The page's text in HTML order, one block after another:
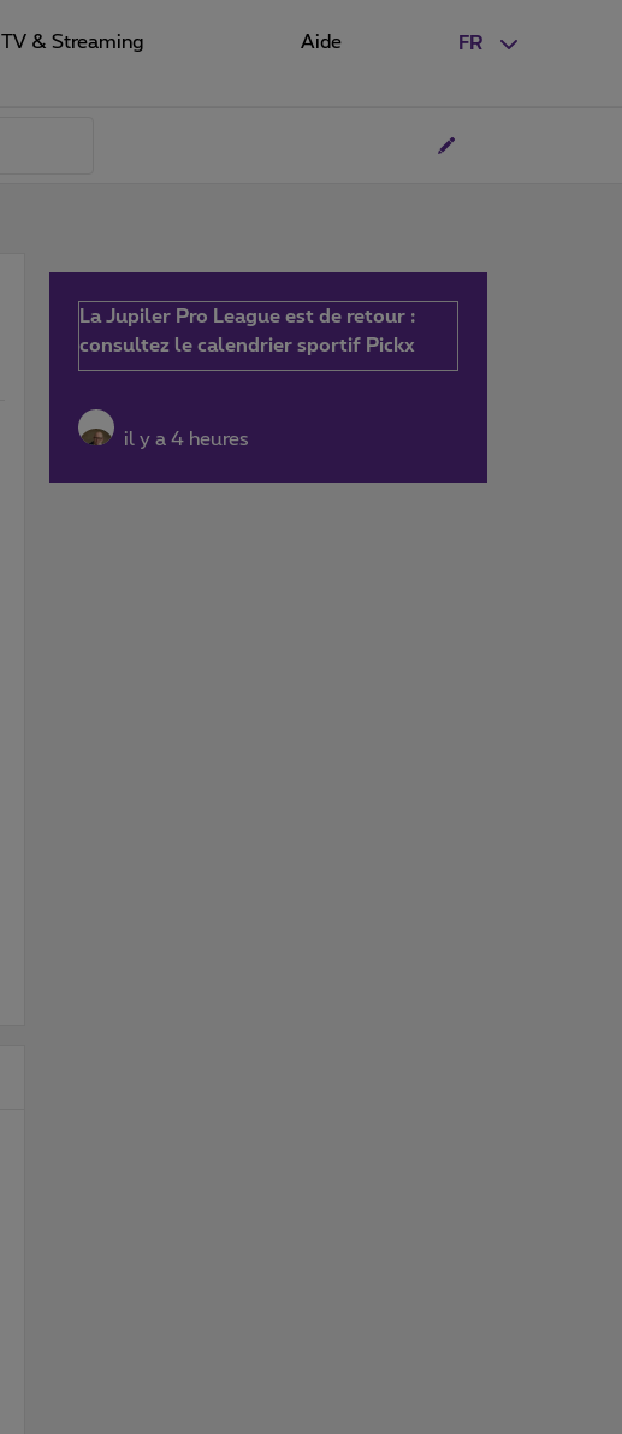
FR
TV & Streaming Aide
La Jupiler Pro League est de retour :
consultez le calendrier sportif Pickx
il y a 4 heures